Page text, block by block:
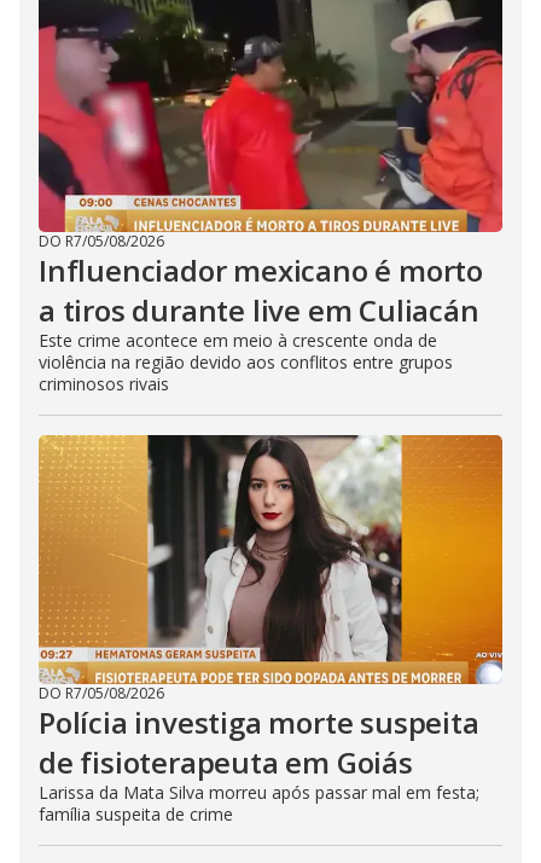
DO R7/05/08/2026
Influenciador mexicano é morto
a tiros durante live em Culiacán
Este crime acontece em meio à crescente onda de
violência na região devido aos conflitos entre grupos
criminosos rivais
DO R7/05/08/2026
Polícia investiga morte suspeita
de fisioterapeuta em Goiás
Larissa da Mata Silva morreu após passar mal em festa;
família suspeita de crime